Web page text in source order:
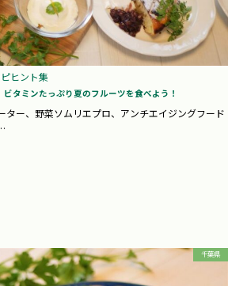
ヒント集
ビタミンたっぷり夏のフルーツを食べよう！
ター、野菜ソムリエプロ、アンチエイジングフード
千葉県